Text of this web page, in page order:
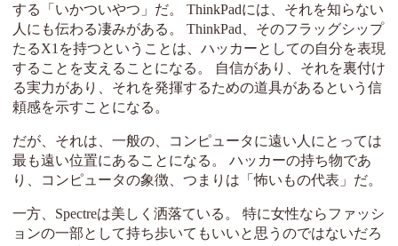
する「いかついやつ」だ。 ThinkPadには、それを知らない
人にも伝わる凄みがある。 ThinkPad、そのフラッグシップ
たるX1を持つということは、ハッカーとしての自分を表現
することを支えることになる。 自信があり、それを裏付け
る実力があり、それを発揮するための道具があるという信
頼感を示すことになる。
だが、それは、一般の、コンピュータに遠い人にとっては
最も遠い位置にあることになる。 ハッカーの持ち物であ
り、コンピュータの象徴、つまりは「怖いもの代表」だ。
一方、Spectreは美しく洒落ている。 特に女性ならファッシ
ョンの一部として持ち歩いてもいいと思うのではないだろ